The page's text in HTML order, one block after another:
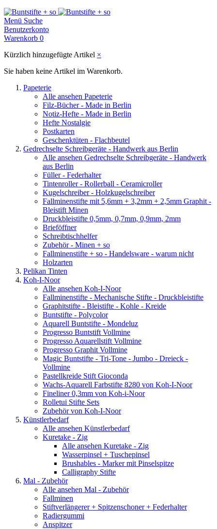
Menü Suche
Benutzerkonto
Warenkorb 0
Kürzlich hinzugefügte Artikel ×
Sie haben keine Artikel im Warenkorb.
Papeterie
Alle ansehen Papeterie
Filz-Bücher - Made in Berlin
Notiz-Hefte - Made in Berlin
Hefte Nostalgie
Postkarten
Geschenktüten - Flachbeutel
Gedrechselte Schreibgeräte - Handwerk aus Berlin
Alle ansehen Gedrechselte Schreibgeräte - Handwerk
aus Berlin
Füller - Federhalter
Tintenroller - Rollerball - Ceramicroller
Kugelschreiber - Holzkugelschreiber
Fallminenstifte mit 5,6mm + 3,2mm + 2,5mm Graphit -
Bleistift Minen
Druckbleistifte 0,5mm, 0,7mm, 0,9mm, 2mm
Brieföffner
Schreibtischhelfer
Zubehör - Minen + so
Fallminenstifte + so - Handelsware - warum nicht
Holzarten
Pelikan Tinten
Koh-I-Noor
Alle ansehen Koh-I-Noor
Fallminenstifte - Mechanische Stifte - Druckbleistifte
Graphitstifte - Bleistifte - Kohle - Kreide
Buntstifte - Polycolor
Aquarell Buntstifte - Mondeluz
Progresso Buntstift Vollmine
Progresso Aquarellstift Vollmine
Progresso Graphit Vollmine
Magic Buntstifte - Tri-Tone - Jumbo - Dreieck -
Vollmine
Pastellkreide Stift Gioconda
Wachs-Aquarell Farbstifte 8280 von Koh-I-Noor
Fineliner 0,3mm von Koh-i-Noor
Rolletui Stifte Sets
Zubehör von Koh-I-Noor
Künstlerbedarf
Alle ansehen Künstlerbedarf
Kuretake - Zig
Alle ansehen Kuretake - Zig
Wasserpinsel + Tuschepinsel
Brushables - Marker mit Pinselspitze
Calligraphy Stifte
Mal - Zubehör
Alle ansehen Mal - Zubehör
Fallminen
Stiftverlängerer + Spitzenschoner + Federhalter
Radiergummi
Anspitzer